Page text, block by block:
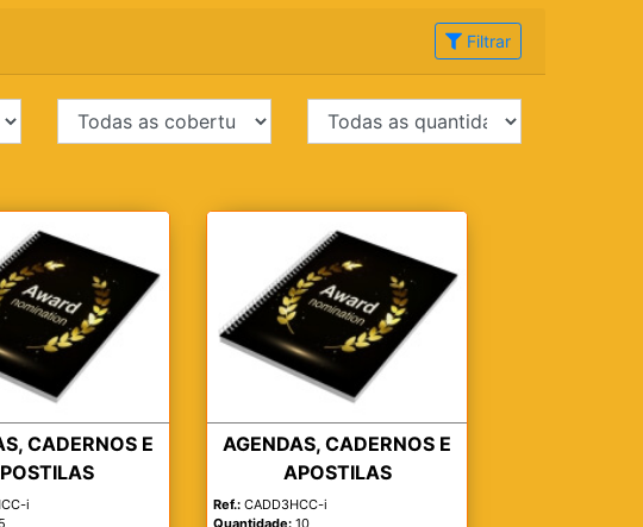
Filtrar
CADERNOS E
i
5
AGENDAS, CADERNOS E
APOSTILAS
Ref.: CADD3HCC-i
Quantidade: 10